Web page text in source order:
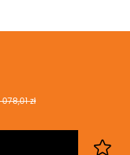
zł